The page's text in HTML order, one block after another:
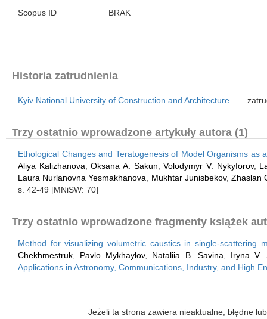
Scopus ID BRAK
Historia zatrudnienia
Kyiv National University of Construction and Architecture
Trzy ostatnio wprowadzone artykuły autora (1)
Ethological Changes and Teratogenesis of Model Organisms
Aliya Kalizhanova ,Oksana A. Sakun ,Volodymyr V. Nykyforov,
Laura Nurlanovna Yesmakhanova
Mukhtar Junisbekov,Zhaslan
s. 42-49 [MNiSW: 70]
Trzy ostatnio wprowadzone fragmenty książek
Method for visualizing volumetric caustics in single-scattering
Chekhmestruk
Pavlo Mykhaylov, Nataliia B. Savina
Iryna V.
Applications in Astronomy, Communications, Industry, and High
Jeżeli ta strona zawiera nieaktualne, błędne